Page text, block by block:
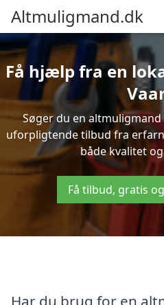
Altmuligmand.dk
Få hjælp fra en
Søger du en altmuligmand
uforpligtende tilbud fra
både kvalitet
Få tilbud, gratis
Har du brug for en